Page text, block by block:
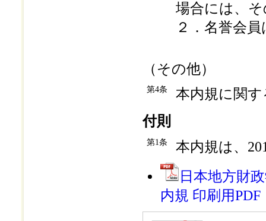
場合には、
２．名誉会
（その他）
第4条
本内規に関
付則
第1条
本内規は、
日本地方財
内規 印刷用PDF